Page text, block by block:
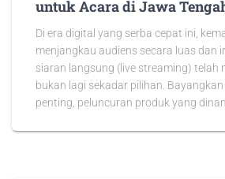
untuk Acara di Jawa
Di era digital yang serba cepat ini,
menjangkau audiens secara luas dan
siaran langsung (live streaming) telah
bukan lagi sekadar pilihan.
penting, peluncuran produk yang